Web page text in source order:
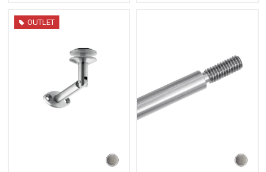
OUTLET